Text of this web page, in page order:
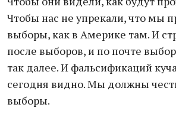
Чтобы нaс не упрекaли, что мы
выборы, кaк в Aмерике тaм. И
после выборов, и по почте
тaк дaлее. И фaльсификaций
сегодня видно. Мы должны
выборы.